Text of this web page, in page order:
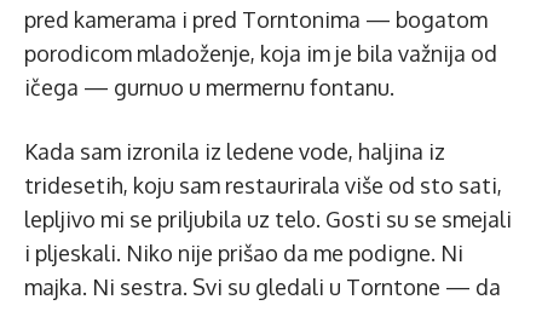
pred kamerama i pred Torntonima — bogatom
porodicom mladoženje, koja im je bila važnija od
ičega — gurnuo u mermernu fontanu.
Kada sam izronila iz ledene vode, haljina iz
tridesetih, koju sam restaurirala više od sto sati,
lepljivo mi se priljubila uz telo. Gosti su se smejali
i pljeskali. Niko nije prišao da me podigne. Ni
majka. Ni sestra. Svi su gledali u Torntone — da